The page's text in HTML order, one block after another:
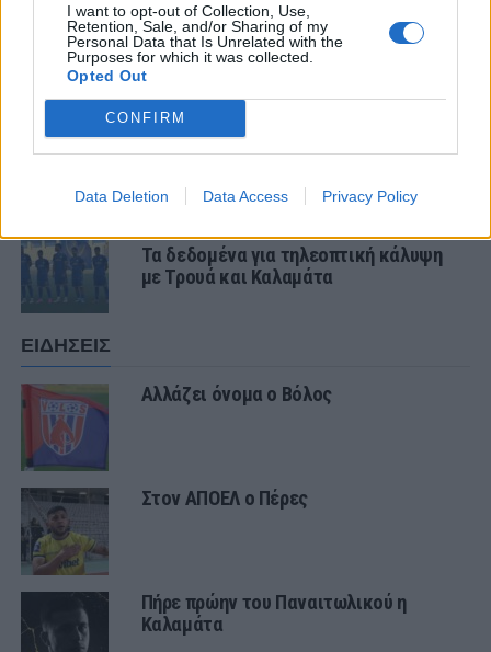
I want to opt-out of Collection, Use,
Retention, Sale, and/or Sharing of my
Personal Data that Is Unrelated with the
Purposes for which it was collected.
Opted Out
CONFIRM
Data Deletion Data Access Privacy Policy
ΣΧΟΛΙΑΣΤΕ
ΤΕΛΕΥΤΑΙΑ ΝΕΑ
ΧΩΡΊΣ ΚΑΤΗΓΟΡΊΑ
Ήττα για την Κ19 στην Κορυτσά-
Τα δεδομένα για τηλεοπτική κάλυψη
με Τρουά και Καλαμάτα
ΕΙΔΗΣΕΙΣ
Αλλάζει όνομα ο Βόλος
Στον ΑΠΟΕΛ ο Πέρες
Πήρε πρώην του Παναιτωλικού η
Καλαμάτα